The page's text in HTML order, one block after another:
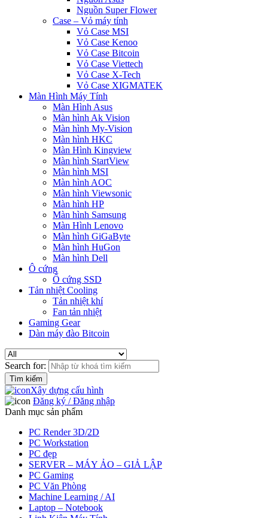
Nguồn Super Flower
Case – Vỏ máy tính
Vỏ Case MSI
Vỏ Case Kenoo
Vỏ Case Bitcoin
Vỏ Case Viettech
Vỏ Case X-Tech
Vỏ Case XIGMATEK
Màn Hình Máy Tính
Màn Hình Asus
Màn hình Ak Vision
Màn hình My-Vision
Màn hình HKC
Màn Hình Kingview
Màn hình StartView
Màn hình MSI
Màn hình AOC
Màn hình Viewsonic
Màn hình HP
Màn hình Samsung
Màn Hình Lenovo
Màn hình GiGaByte
Màn hình HuGon
Màn hình Dell
Ô cứng
Ổ cứng SSD
Tản nhiệt Cooling
Tản nhiệt khí
Fan tản nhiệt
Gaming Gear
Dàn máy đào Bitcoin
Search for:
Xây dựng cấu hình
Đăng ký / Đăng nhập
Danh mục sản phẩm
PC Render 3D/2D
PC Workstation
PC đẹp
SERVER – MÁY ẢO – GIẢ LẬP
PC Gaming
PC Văn Phòng
Machine Learning / AI
Laptop – Notebook